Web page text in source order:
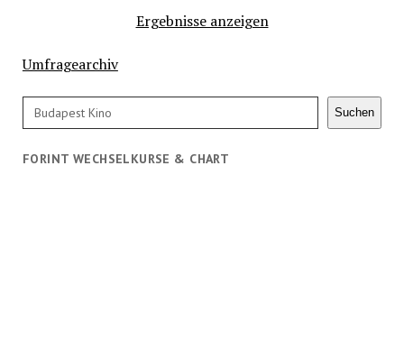
Ergebnisse anzeigen
Umfragearchiv
Suchen Suchen
FORINT WECHSELKURSE & CHART